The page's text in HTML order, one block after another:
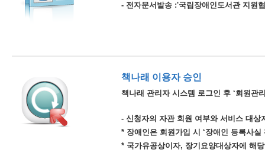
- 전자문서발송 :'국립장애인도서관 지원
책나래 이용자 승인
책나래 관리자 시스템 로그인 후 ‘회원관
- 신청자의 자관 회원 여부와 서비스 대상
* 장애인은 회원가입 시 ‘장애인 등록사
* 국가유공상이자, 장기요양대상자에 해